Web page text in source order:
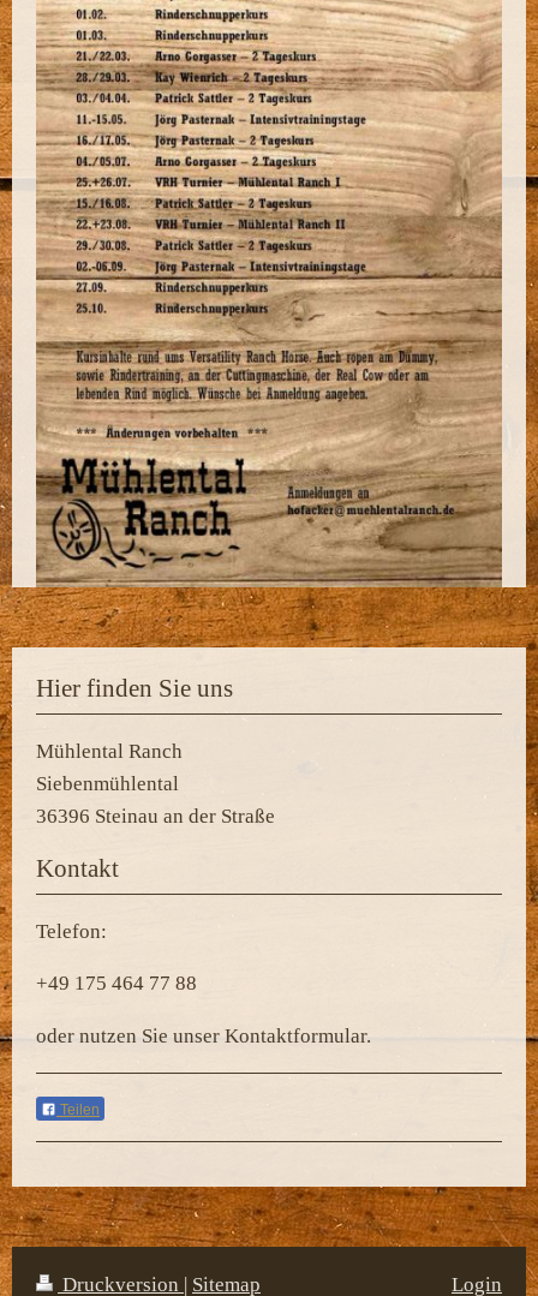
Hier finden Sie uns
Mühlental Ranch
Siebenmühlental
36396 Steinau an der Straße
Kontakt
Telefon:
+49 175 464 77 88
oder nutzen Sie unser Kontaktformular.
Teilen
Druckversion | Sitemap Login